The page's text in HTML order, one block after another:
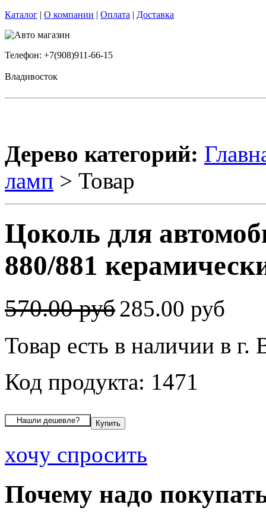
Каталог | О компании | Оплата | Доставка
Телефон: +7(908)911-66-15
Владивосток
Дерево категорий:
ламп > Товар
Цоколь для
880/881
570.00 руб285.00 руб
Товар есть в наличии в г.
Код продукта: 1471
хочу спросить
Почему надо